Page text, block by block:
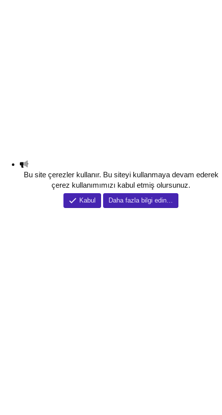
Bu site çerezler kullanır. Bu siteyi kullanmaya devam ederek
çerez kullanımımızı kabul etmiş olursunuz.
Kabul Daha fazla bilgi edin…